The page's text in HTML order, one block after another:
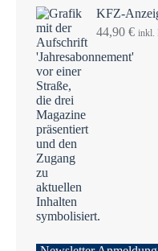
KFZ-
44,90 € inkl.